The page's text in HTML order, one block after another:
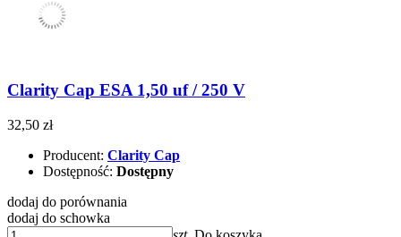
Clarity Cap ESA 1,50 uf / 250 V
32,50 zł
Producent: Clarity Cap
Dostępność: Dostępny
dodaj do porównania
dodaj do schowka